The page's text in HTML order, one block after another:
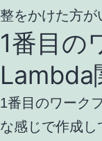
整をかけた方が
1番目の
Lambda
1番目のワーク
な感じで作成